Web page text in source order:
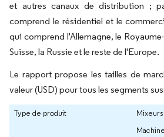
et autres canaux de distribution ;
comprend le résidentiel et le
qui comprend l'Allemagne, le
Suisse, la Russie et le reste de l'Europe.
Le rapport propose les tailles de
valeur (USD) pour tous les segments
Type de produit